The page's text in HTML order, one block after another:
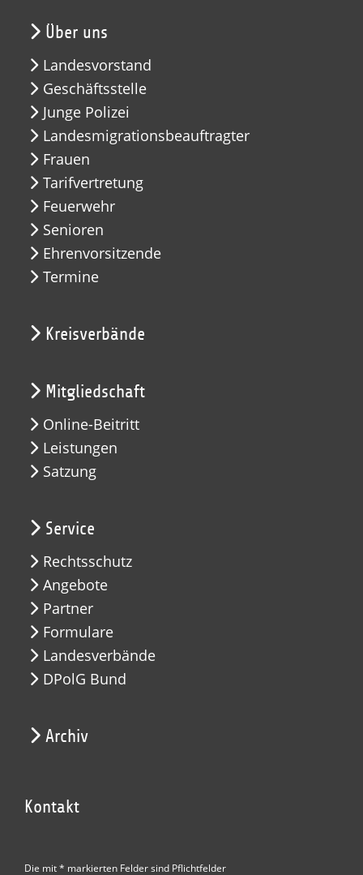
Über uns
Landesvorstand
Geschäftsstelle
Junge Polizei
Landesmigrationsbeauftragter
Frauen
Tarifvertretung
Feuerwehr
Senioren
Ehrenvorsitzende
Termine
Kreisverbände
Mitgliedschaft
Online-Beitritt
Leistungen
Satzung
Service
Rechtsschutz
Angebote
Partner
Formulare
Landesverbände
DPolG Bund
Archiv
Kontakt
Die mit * markierten Felder sind Pflichtfelder